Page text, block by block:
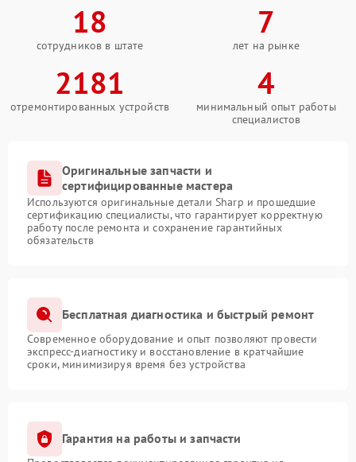
18
сотрудников в штате
7
лет на рынке
2181
отремонтированных устройств
4
минимальный опыт работы
специалистов
Оригинальные запчасти и
сертифицированные мастера
Используются оригинальные детали Sharp и прошедшие
сертификацию специалисты, что гарантирует корректную
работу после ремонта и сохранение гарантийных
обязательств
Бесплатная диагностика и быстрый ремонт
Современное оборудование и опыт позволяют провести
экспресс-диагностику и восстановление в кратчайшие
сроки, минимизируя время без устройства
Гарантия на работы и запчасти